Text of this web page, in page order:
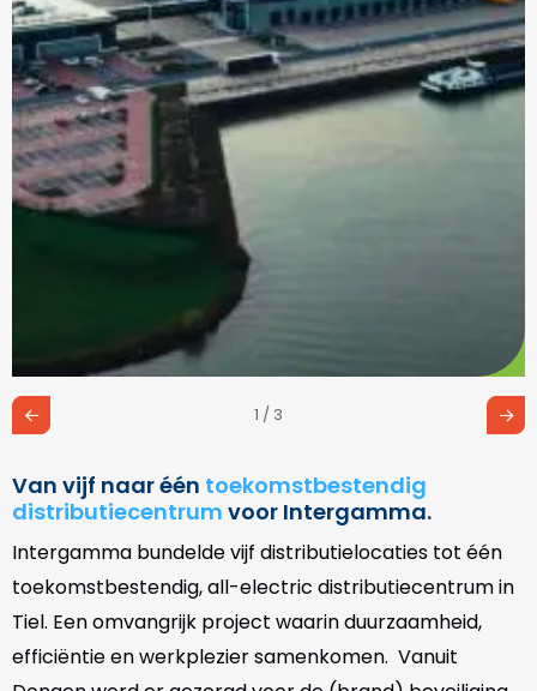
Van vijf naar één toekomstbestendig
distributiecentrum voor Intergamma.
Intergamma bundelde vijf distributielocaties tot één
toekomstbestendig, all-electric distributiecentrum in
Tiel. Een omvangrijk project waarin duurzaamheid,
efficiëntie en werkplezier samenkomen. Vanuit
1 / 3